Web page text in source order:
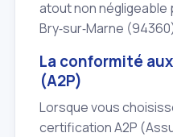
atout non négligeable
Bry‑sur‑Marne
La conformité
(A2P)
Lorsque vous
certification A2P